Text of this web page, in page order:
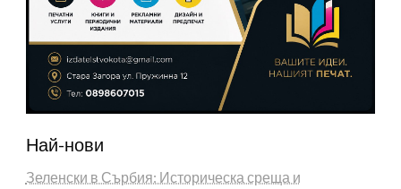
Най-нови
Зеленски в Сърбия: Историческа среща и